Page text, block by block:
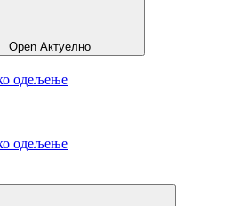
Open Актуелно
одељење
одељење